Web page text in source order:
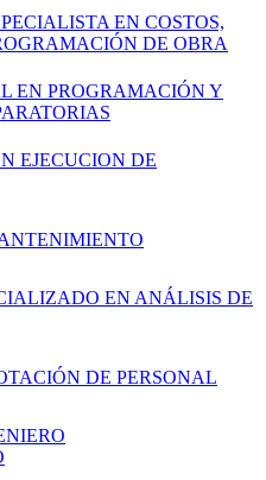
EN COSTOS,
DE OBRA
EN PROGRAMACIÓN Y
EJECUCION DE
EN ANÁLISIS DE
DE PERSONAL